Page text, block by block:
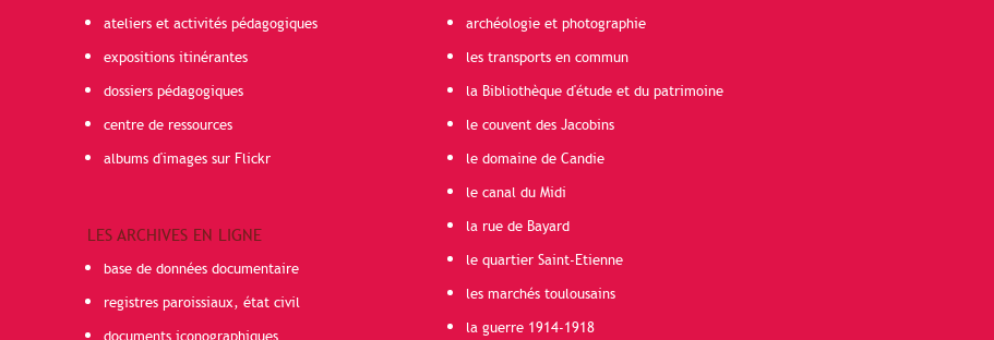
ateliers et activités pédagogiques
expositions itinérantes
dossiers pédagogiques
centre de ressources
albums d'images sur Flickr
LES ARCHIVES EN LIGNE
base de données documentaire
registres paroissiaux, état civil
archéologie et photographie
les transports en commun
la Bibliothèque d'étude et du patrimoine
le couvent des Jacobins
le domaine de Candie
le canal du Midi
la rue de Bayard
le quartier Saint-Etienne
les marchés toulousains
la guerre 1914-1918